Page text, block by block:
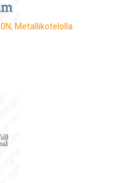
Metallikotelolla